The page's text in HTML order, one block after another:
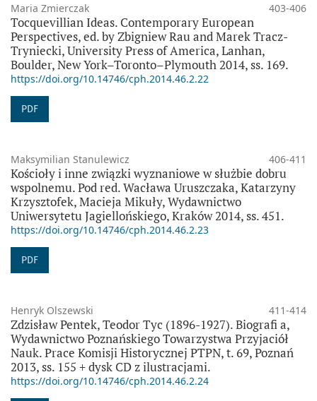
Maria Zmierczak 403-406
Tocquevillian Ideas. Contemporary European
Perspectives, ed. by Zbigniew Rau and Marek Tracz-
Tryniecki, University Press of America, Lanhan,
Boulder, New York–Toronto–Plymouth 2014, ss. 169.
https://doi.org/10.14746/cph.2014.46.2.22
PDF
Maksymilian Stanulewicz 406-411
Kościoły i inne związki wyznaniowe w służbie dobru
wspolnemu. Pod red. Wacława Uruszczaka, Katarzyny
Krzysztofek, Macieja Mikuły, Wydawnictwo
Uniwersytetu Jagiellońskiego, Kraków 2014, ss. 451.
https://doi.org/10.14746/cph.2014.46.2.23
PDF
Henryk Olszewski 411-414
Zdzisław Pentek, Teodor Tyc (1896-1927). Biografi a,
Wydawnictwo Poznańskiego Towarzystwa Przyjaciół
Nauk. Prace Komisji Historycznej PTPN, t. 69, Poznań
2013, ss. 155 + dysk CD z ilustracjami.
https://doi.org/10.14746/cph.2014.46.2.24